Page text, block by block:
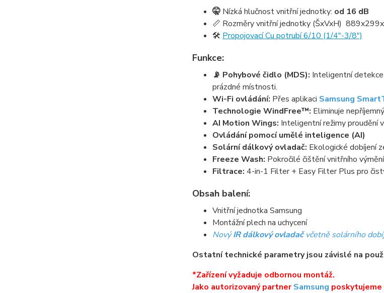
🤫 Nízká hlučnost vnitřní jednotky: od 16 dB
📏 Rozměry vnitřní jednotky (ŠxVxH)
🛠️ Propojovací Cu potrubí 6/10 (1/4"-3/8")
Funkce:
📡 Pohybové čidlo (MDS): Inteligentní
prázdné místnosti.
Wi-Fi ovládání: Přes aplikaci Samsung
Technologie WindFree™: Eliminuje
AI Motion Wings: Inteligentní režimy proudění
Ovládání pomocí umělé inteligence (AI)
Solární dálkový ovladač: Ekologické dobíjení
Freeze Wash: Pokročilé čištění vnitřního
Filtrace: 4-in-1 Filter + Easy Filter Plus pro
Obsah balení:
Vnitřní jednotka Samsung
Montážní plech na uchycení
NovýIR dálkový ovladačvčetně solárního
Ostatní technické parametry jsou závislé na
*Zařízení vyžaduje odbornou montáž.
Jako autorizovaný partnerSamsung